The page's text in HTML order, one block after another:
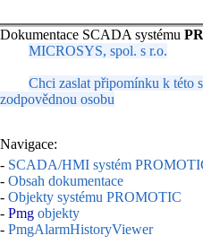
Dokumentace SCADA systému
MICROSYS, spol. s r.o.
Chci zaslat připomínku k této
zodpovědnou osobu
Navigace:
- SCADA/HMI systém
- Obsah dokumentace
- Objekty systému PROMOTIC
- Pmg objekty
- PmgAlarmHistoryViewer